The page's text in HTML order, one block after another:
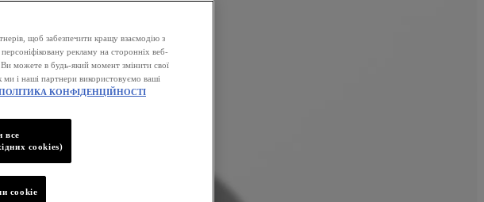
щоб забезпечити кращу взаємодію з
рекламу на сторонніх веб-
можете в будь-який момент змінити свої
і наші партнери використовуємо ваші
КОНФІДЕНЦІЙНОСТІ
все
cookies)
сookie